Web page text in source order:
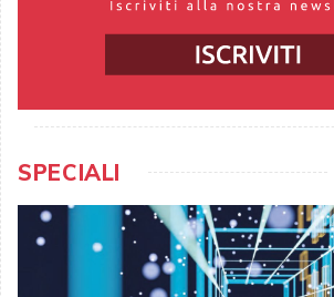
SPECIALI